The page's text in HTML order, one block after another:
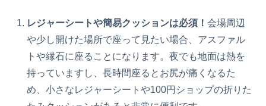
レジャーシートや簡易クッションは必須！会場周辺
や少し開けた場所で座って見たい場合、アスファル
トや縁石に座ることになります。夜でも地面は熱を
持っていますし、長時間座るとお尻が痛くなるた
め、小さなレジャーシートや100円ショップの折りた